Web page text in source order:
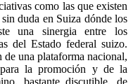
como las que existen
duda en Suiza dónde los
una sinergia entre los
del Estado federal suizo.
de una plataforma nacional,
la promoción y de la
bastante discutible, de